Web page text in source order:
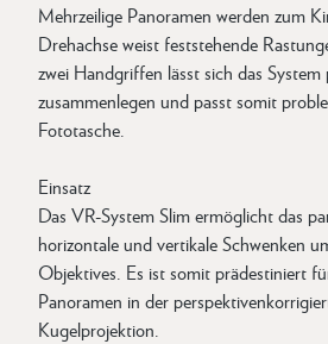
Mehrzeilige Panoramen werden zum
Drehachse weist feststehende
zwei Handgriffen lässt sich das System
zusammenlegen und passt somit
Fototasche.
Einsatz
Das VR-System Slim ermöglicht das
horizontale und vertikale Schwenken
Objektives. Es ist somit prädestiniert
Panoramen in der
Kugelprojektion.